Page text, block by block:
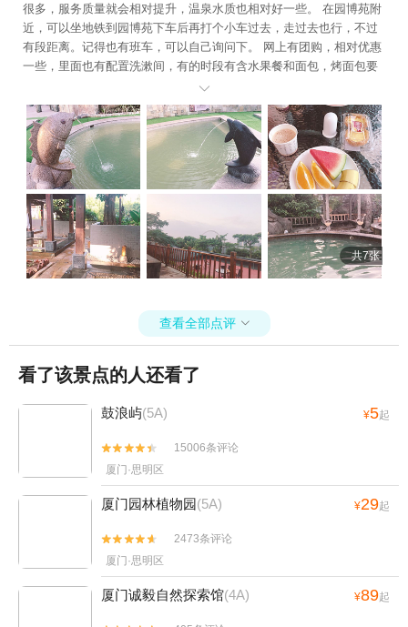
很多，服务质量就会相对提升，温泉水质也相对好一些。 在园博苑附
近，可以坐地铁到园博苑下车后再打个小车过去，走过去也行，不过
有段距离。记得也有班车，可以自己询问下。 网上有团购，相对优惠
一些，里面也有配置洗漱间，有的时段有含水果餐和面包，烤面包要
在下午四点前就餐，不然好像得等到晚上七点后。 有石板温泉，温度
还行，温泉池子也多，周边是园博苑，环境清幽，环境加分，配套了
罗汉果茶，红茶，酸梅汤等，记得中途要多喝点茶水会比较好。

共7张
查看全部点评 
看了该景点的人还看了
鼓浪屿(5A) ¥5起


15006条评论
厦门·思明区
厦门园林植物园(5A) ¥29起


2473条评论
厦门·思明区
厦门诚毅自然探索馆(4A) ¥89起